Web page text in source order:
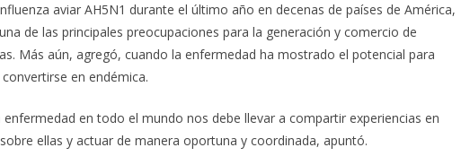
aviar AH5N1 durante el último año en decenas de países de América,
de las principales preocupaciones para la generación y comercio de
Más aún, agregó, cuando la enfermedad ha mostrado el potencial para
en endémica.
en todo el mundo nos debe llevar a compartir experiencias en
ellas y actuar de manera oportuna y coordinada, apuntó.